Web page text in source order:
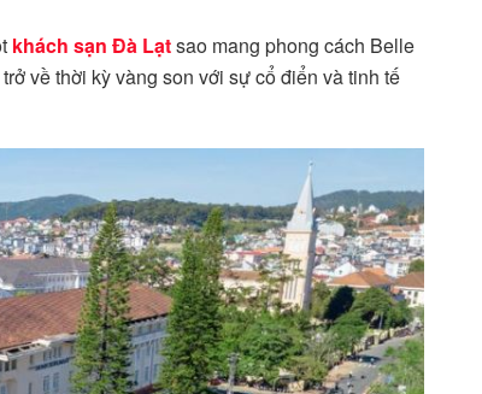
khách sạn Đà Lạtsao mang phong cách Belle
về thời kỳ vàng son với sự cổ điển và tinh tế